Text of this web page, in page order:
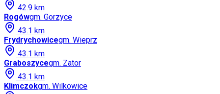
42.9 km
Rogówgm. Gorzyce
43.1 km
Frydrychowicegm. Wieprz
43.1 km
Graboszycegm. Zator
43.1 km
Klimczokgm. Wilkowice